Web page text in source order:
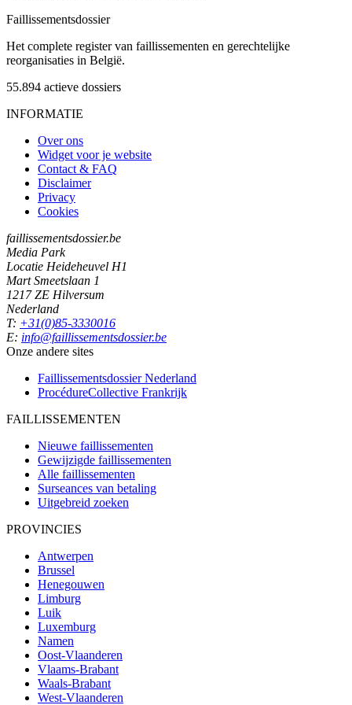
Faillissementsdossier
Het complete register van faillissementen en gerechtelijke
reorganisaties in België.
55.894 actieve dossiers
INFORMATIE
Over ons
Widget voor je website
Contact & FAQ
Disclaimer
Privacy
Cookies
faillissementsdossier.be
Media Park
Locatie Heideheuvel H1
Mart Smeetslaan 1
1217 ZE Hilversum
Nederland
T: +31(0)85-3330016
E: info@faillissementsdossier.be
Onze andere sites
Faillissementsdossier Nederland
ProcédureCollective Frankrijk
FAILLISSEMENTEN
Nieuwe faillissementen
Gewijzigde faillissementen
Alle faillissementen
Surseances van betaling
Uitgebreid zoeken
PROVINCIES
Antwerpen
Brussel
Henegouwen
Limburg
Luik
Luxemburg
Namen
Oost-Vlaanderen
Vlaams-Brabant
Waals-Brabant
West-Vlaanderen